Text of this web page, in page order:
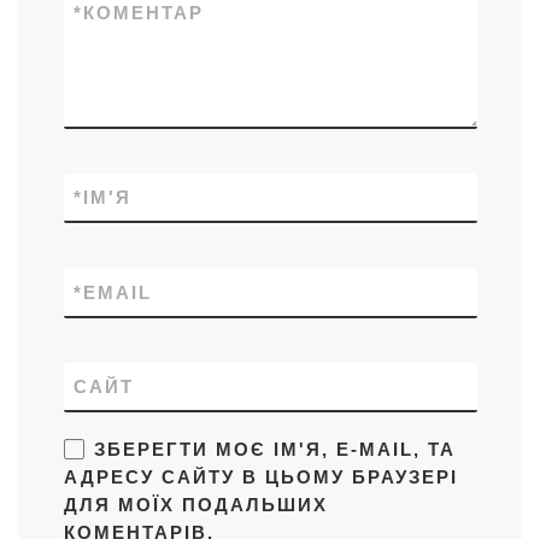
КОМЕНТАР
*
ІМ'Я
*
EMAIL
*
САЙТ
ЗБЕРЕГТИ МОЄ ІМ'Я, E-MAIL, ТА
АДРЕСУ САЙТУ В ЦЬОМУ БРАУЗЕРІ
ДЛЯ МОЇХ ПОДАЛЬШИХ
КОМЕНТАРІВ.